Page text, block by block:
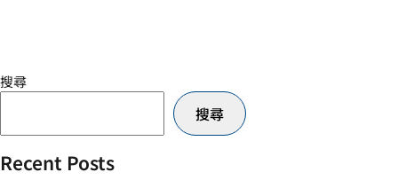
搜尋
搜尋
Recent Posts